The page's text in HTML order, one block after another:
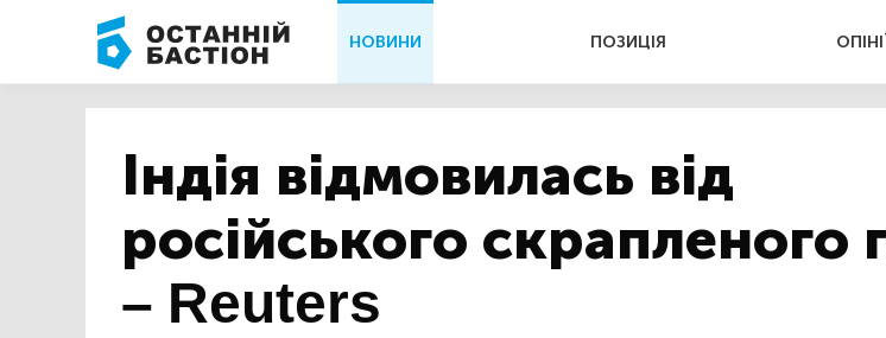
НОВИНИ ПОЗИЦІЯ
Індія відмовилась від
російського скрапленого
– Reuters